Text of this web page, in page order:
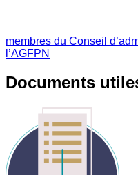
membres du Conseil
l’AGFPN
Documents